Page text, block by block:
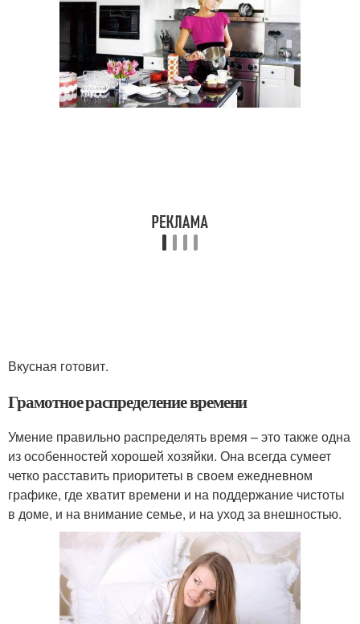
Вкусная готовит.
Грамотное распределение времени
Умение правильно распределять время – это также одна
из особенностей хорошей хозяйки. Она всегда сумеет
четко расставить приоритеты в своем ежедневном
графике, где хватит времени и на поддержание чистоты
в доме, и на внимание семье, и на уход за внешностью.